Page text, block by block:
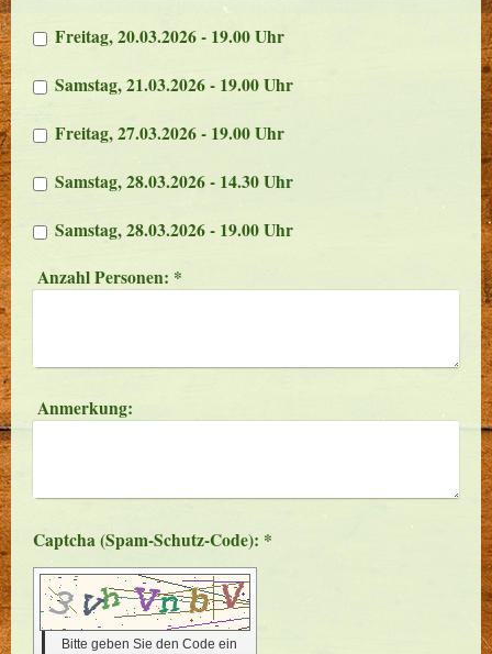
Freitag, 20.03.2026 - 19.00 Uhr
Samstag, 21.03.2026 - 19.00 Uhr
Freitag, 27.03.2026 - 19.00 Uhr
Samstag, 28.03.2026 - 14.30 Uhr
Samstag, 28.03.2026 - 19.00 Uhr
Anzahl Personen: *
Anmerkung:
Captcha (Spam-Schutz-Code): *
Bitte geben Sie den Code ein